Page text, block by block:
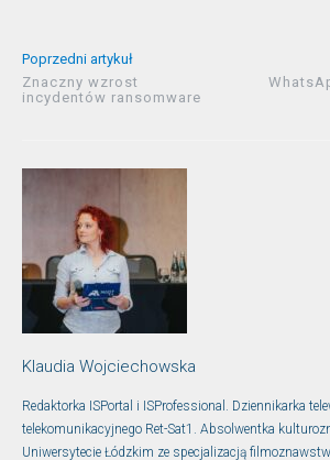
Poprzedni artykuł
Znaczny wzrost
incydentów ransomware
Klaudia Wojciechowska
Redaktorka ISPortal i ISProfessional. Dziennikarka
telekomunikacyjnego Ret-Sat1. Absolwentka
Uniwersytecie Łódzkim ze specjalizacją